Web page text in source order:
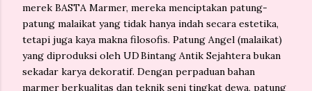
merek BASTA Marmer, mereka menciptakan patung-
patung malaikat yang tidak hanya indah secara estetika,
tetapi juga kaya makna filosofis. Patung Angel (malaikat)
yang diproduksi oleh UD Bintang Antik Sejahtera bukan
sekadar karya dekoratif. Dengan perpaduan bahan
marmer berkualitas dan teknik seni tingkat dewa, patung